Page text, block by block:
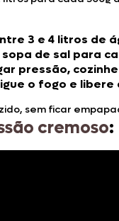
3 e 4 litros de
de sal para
pressão,
o fogo e
sem ficar
cremoso: